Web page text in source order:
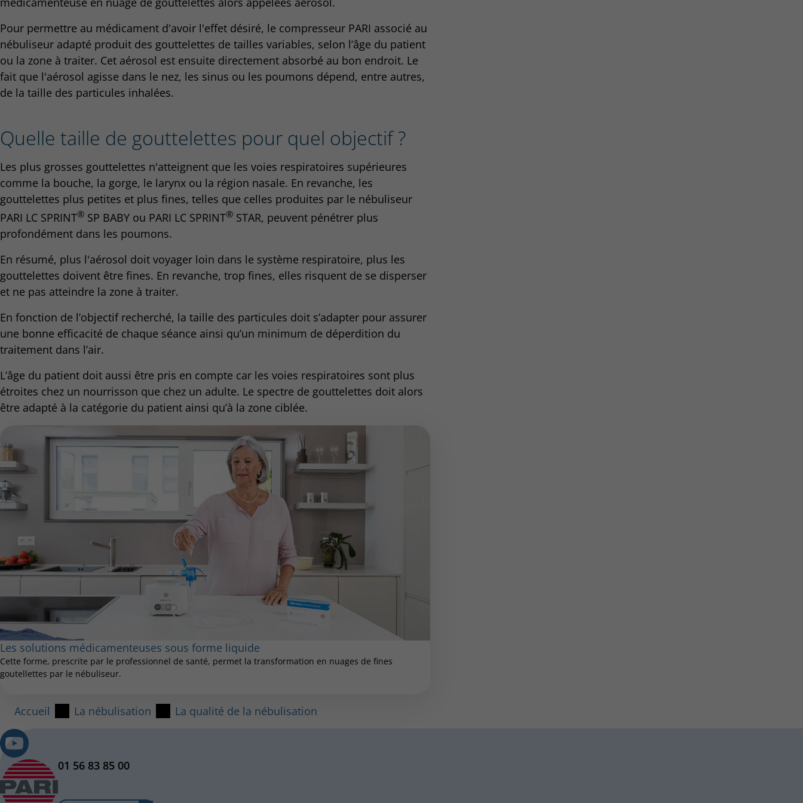
Pour permettre au médicament d'avoir l'effet désiré, le compresseur PARI associé au
nébuliseur adapté produit des gouttelettes de tailles variables, selon l’âge du patient
ou la zone à traiter. Cet aérosol est ensuite directement absorbé au bon endroit. Le
fait que l'aérosol agisse dans le nez, les sinus ou les poumons dépend, entre autres,
de la taille des particules inhalées.
Quelle taille de gouttelettes pour quel objectif ?
Les plus grosses gouttelettes n'atteignent que les voies respiratoires supérieures
comme la bouche, la gorge, le larynx ou la région nasale. En revanche, les
gouttelettes plus petites et plus fines, telles que celles produites par le nébuliseur
PARI LC SPRINT® SP BABY ou PARI LC SPRINT® STAR, peuvent pénétrer plus
profondément dans les poumons.
En résumé, plus l'aérosol doit voyager loin dans le système respiratoire, plus les
gouttelettes doivent être fines. En revanche, trop fines, elles risquent de se disperser
et ne pas atteindre la zone à traiter.
En fonction de l’objectif recherché, la taille des particules doit s’adapter pour assurer
une bonne efficacité de chaque séance ainsi qu’un minimum de déperdition du
traitement dans l’air.
L’âge du patient doit aussi être pris en compte car les voies respiratoires sont plus
étroites chez un nourrisson que chez un adulte. Le spectre de gouttelettes doit alors
être adapté à la catégorie du patient ainsi qu’à la zone ciblée.
Les solutions médicamenteuses sous forme liquide
Cette forme, prescrite par le professionnel de santé, permet la transformation en nuages de fines
goutellettes par le nébuliseur.
Accueil La nébulisation La qualité de la nébulisation
01 56 83 85 00